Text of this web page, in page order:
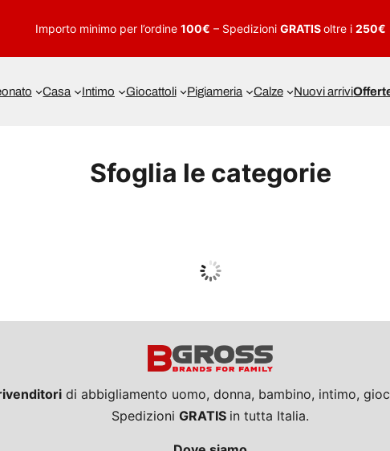
Importo minimo per l’ordine 100€ – Spedizioni GRATISoltre i 250€
Casa Intimo Giocattoli Pigiameria Calze Nuovi arrivi
Sfoglia le categorie
Guarda tutto
di abbigliamento uomo, donna, bambino, intimo,
Spedizioni GRATIS in tutta Italia.